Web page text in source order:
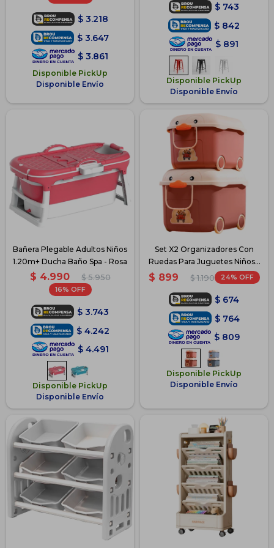
$ 3.218
$ 3.647
$ 3.861
Disponible PickUp
Disponible Envío
$ 743
$ 842
$ 891
Disponible PickUp
Disponible Envío
Bañera Plegable Adultos Niños
1.20m+ Ducha Baño Spa - Rosa
$ 4.990 $ 5.950
16
$ 3.743
$ 4.242
$ 4.491
Disponible PickUp
Disponible Envío
Set X2 Organizadores Con
Ruedas Para Juguetes Niños -
Rosa
$ 899 $ 1.190 24
$ 674
$ 764
$ 809
Disponible PickUp
Disponible Envío